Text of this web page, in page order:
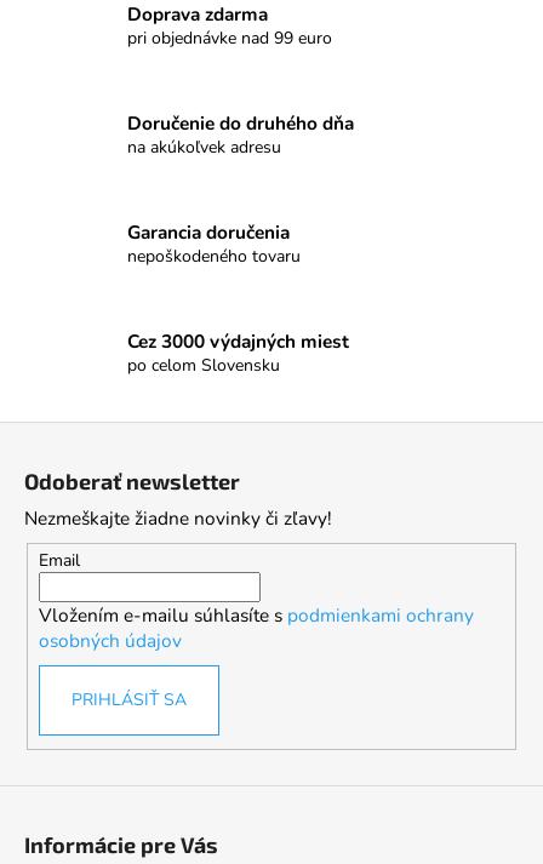
a
e
p
r
y
v
i
s
n
Doprava zdarma
pri objednávke nad 99 euro
Doručenie do druhého dňa
na akúkoľvek adresu
Garancia doručenia
nepoškodeného tovaru
Cez 3000 výdajných miest
po celom Slovensku
Odoberať newsletter
Nezmeškajte žiadne novinky či zľavy!
Email
Vložením e-mailu súhlasíte s podmienkami ochrany
osobných údajov
PRIHLÁSIŤ SA
Informácie pre Vás